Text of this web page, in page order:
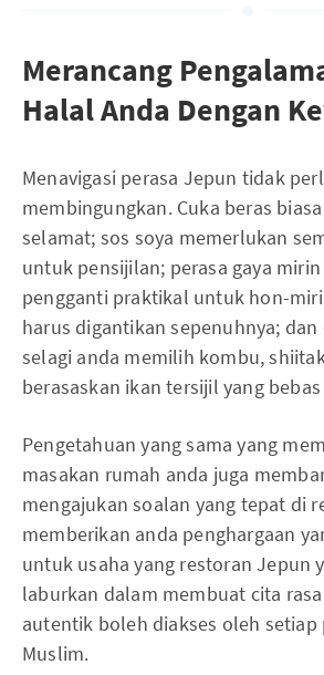
Merancang
Halal Anda Dengan
Menavigasi perasa Jepun tidak
membingungkan. Cuka beras
selamat; sos soya memerlukan
untuk pensijilan; perasa gaya
pengganti praktikal untuk hon-
harus digantikan sepenuhnya;
selagi anda memilih kombu,
berasaskan ikan tersijil yang
Pengetahuan yang sama yang
masakan rumah anda juga
mengajukan soalan yang tepat di
memberikan anda penghargaan
untuk usaha yang restoran Jepun
laburkan dalam membuat cita
autentik boleh diakses oleh setiap
Muslim.